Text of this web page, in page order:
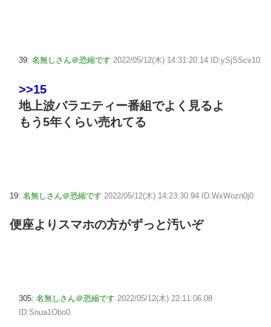
39: 名無しさん＠恐縮です 2022/05/12(木) 14:31:20.14 ID:ySjSScv10
>>15
地上波バラエティー番組でよく見るよ
もう5年くらい売れてる
19: 名無しさん＠恐縮です 2022/05/12(木) 14:23:30.94 ID:WxWozn0j0
便座よりスマホの方がずっと汚いぞ
305: 名無しさん＠恐縮です 2022/05/12(木) 22:11:06.08
ID:Snua1Obo0